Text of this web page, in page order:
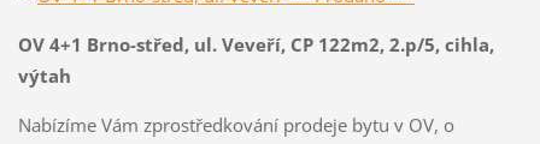
OV 4+1 Brno-střed, ul. Veveří, CP 122m2, 2.p/5, cihla,
výtah
Nabízíme Vám zprostředkování prodeje bytu v OV, o